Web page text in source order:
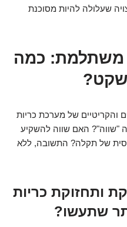
שעלולה להיות מסוכנת
כמה
והקריטיים של מערכת כריות
"שווה"? האם שווה להשקיע
של תקלה? התשובה, ללא
ותחזוקת כריות
שתעשו?